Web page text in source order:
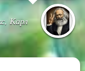
Карл